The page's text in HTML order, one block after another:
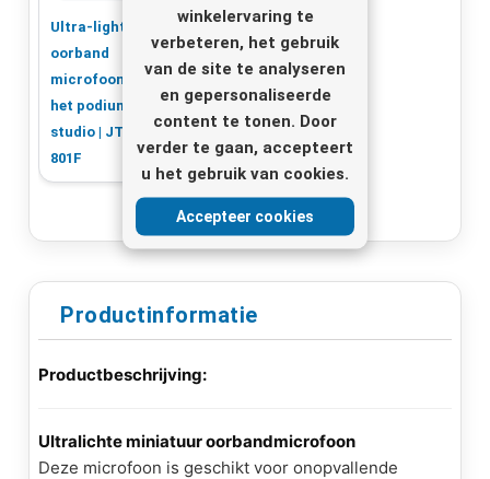
winkelervaring te
verbeteren, het gebruik
van de site te analyseren
en gepersonaliseerde
content te tonen. Door
verder te gaan, accepteert
u het gebruik van cookies.
Accepteer cookies
Ultra-light
oorband
microfoon voor
het podium en
studio | JTS CM-
801F
Oorband
microfoon | HSE-
70A / SK
Productinformatie
Productbeschrijving:
Ultralichte miniatuur oorbandmicrofoon
Deze microfoon is geschikt voor onopvallende